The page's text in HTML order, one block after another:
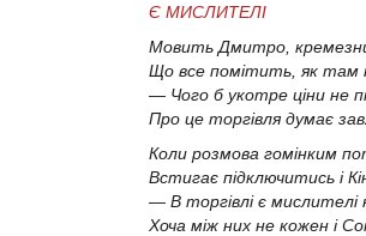
Є МИСЛИТЕЛІ
Мовить Дмитро,
Що все помітить, як там
— Чого б укотре ціни не
Про це торгівля думає
Коли розмова гомінким
Встигає підключитись і
— В торгівлі є мислителі
Хоча між них не кожен і